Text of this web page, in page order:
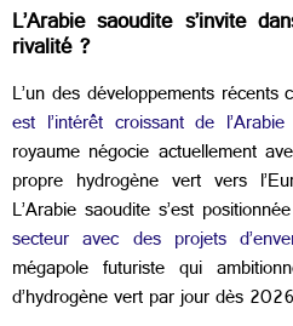
L’Arabie saoudite s’invite
rivalité ?
L’un des développements récents
est l’intérêt croissant de
royaume négocie actuellement
propre hydrogène vert vers
L’Arabie saoudite s’est
secteur avec des projets
mégapole futuriste qui
d’hydrogène vert par jour dès